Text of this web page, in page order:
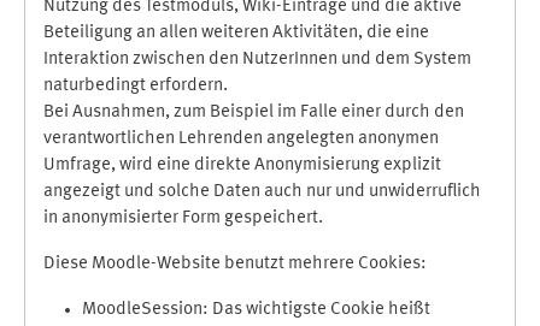
Nutzung des Testmoduls, Wiki-Einträge und die aktive
Beteiligung an allen weiteren Aktivitäten, die eine
Interaktion zwischen den NutzerInnen und dem System
naturbedingt erfordern.
Bei Ausnahmen, zum Beispiel im Falle einer durch den
verantwortlichen Lehrenden angelegten anonymen
Umfrage, wird eine direkte Anonymisierung explizit
angezeigt und solche Daten auch nur und unwiderruflich
in anonymisierter Form gespeichert.
Diese Moodle-Website benutzt mehrere Cookies:
MoodleSession: Das wichtigste Cookie heißt